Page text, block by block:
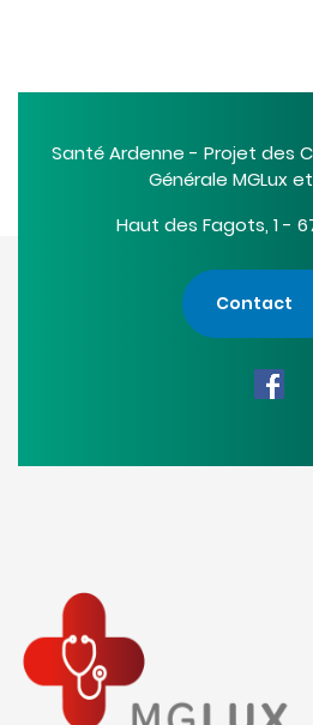
Santé Ardenne - Projet des
Générale MGLux
Haut des Fagots, 1 -
Contact